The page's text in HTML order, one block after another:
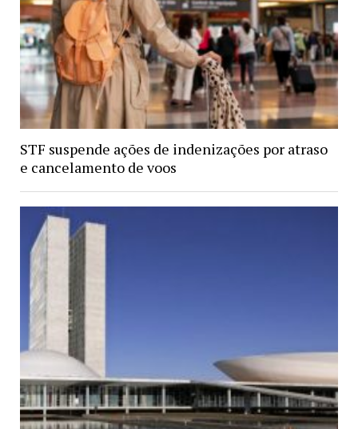
STF suspende ações de indenizações por atraso
e cancelamento de voos